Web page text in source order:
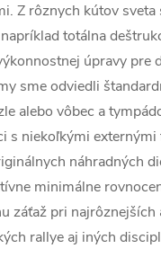
Z rôznych kútov
totálna
úpravy pre
sme odviedli
alebo vôbec a
s niekoľkými
náhradných
minimálne
záťaž pri
rallye aj iných